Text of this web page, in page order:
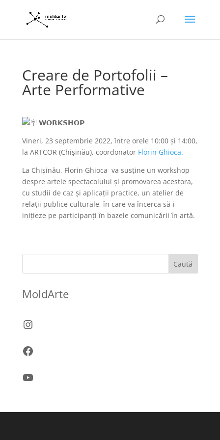
Creare de Portofolii –
Arte Performative
𝗪𝗢𝗥𝗞𝗦𝗛𝗢𝗣
Vineri, 23 septembrie 2022, între orele 10:00 și 14:00,
la ARTCOR (Chișinău), coordonator Florin Ghioca.
La Chișinău, Florin Ghioca va susține un workshop
despre artele spectacolului și promovarea acestora,
cu studii de caz și aplicații practice, un atelier de
relații publice culturale, în care va încerca să-i
inițieze pe participanți în bazele comunicării în artă.
Caută
MoldArte
Instagram
Facebook
YouTube